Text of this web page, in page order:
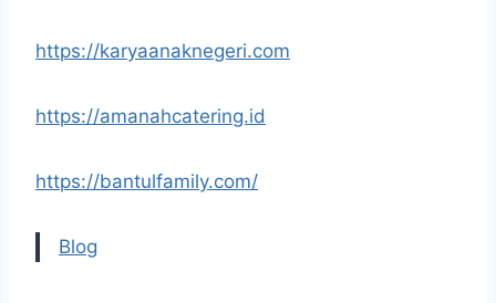
https://karyaanaknegeri.com
https://amanahcatering.id
https://bantulfamily.com/
Blog